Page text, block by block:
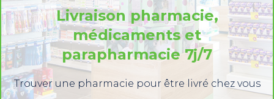
Livraison pharmacie,
médicaments et
parapharmacie 7j/7
Trouver une pharmacie pour être livré chez vous